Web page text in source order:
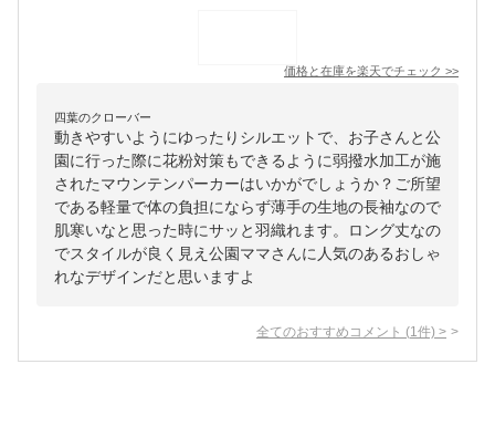
価格と在庫を楽天でチェック >>
四葉のクローバー
動きやすいようにゆったりシルエットで、お子さんと公
園に行った際に花粉対策もできるように弱撥水加工が施
されたマウンテンパーカーはいかがでしょうか？ご所望
である軽量で体の負担にならず薄手の生地の長袖なので
肌寒いなと思った時にサッと羽織れます。ロング丈なの
でスタイルが良く見え公園ママさんに人気のあるおしゃ
れなデザインだと思いますよ
全てのおすすめコメント (1 件) >